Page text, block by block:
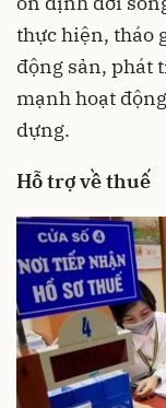
thực hiện, tháo
động sản, phát
mạnh hoạt
dựng.
Hỗ trợ về thuế